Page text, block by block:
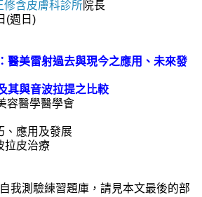
修含皮膚科診所院長
(週日)
醫美雷射過去與現今之應用、未來發
其與音波拉提之比較
容醫學醫學會
、應用及發展
拉皮治療
自我測驗練習題庫，請見本文最後的部